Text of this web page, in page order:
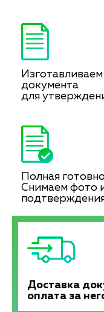
документа
для
Полная
Снимаем фото
Доставка
оплата за